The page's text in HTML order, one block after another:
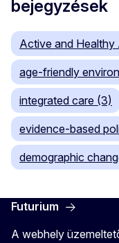
bejegyzések
Active and Healthy
age-friendly
integrated care (3)
evidence-based
demographic
Futurium
A webhely